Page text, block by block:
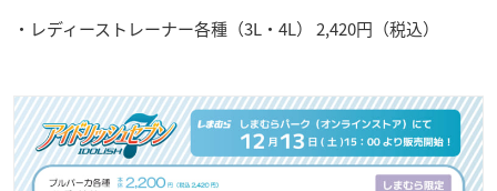
・レディーストレーナー各種（3L・4L） 2,420円（税込）